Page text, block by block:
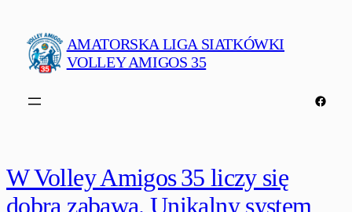
treści
AMATORSKA LIGA SIATKÓWKI
VOLLEY AMIGOS 35
W Volley Amigos 35 liczy się
dobra zabawa. Unikalny system